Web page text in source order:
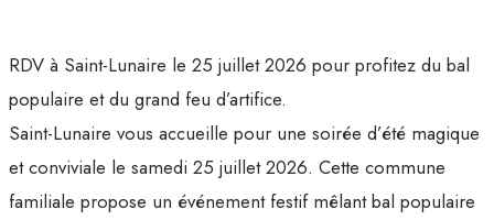
RDV à Saint-Lunaire le 25 juillet 2026 pour profitez du bal
populaire et du grand feu d’artifice.
Saint-Lunaire vous accueille pour une soirée d’été magique
et conviviale le samedi 25 juillet 2026. Cette commune
familiale propose un événement festif mêlant bal populaire